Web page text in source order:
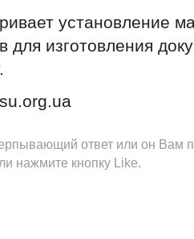
установление
для изготовления
ответ или он Вам
нажмите кнопку Like.